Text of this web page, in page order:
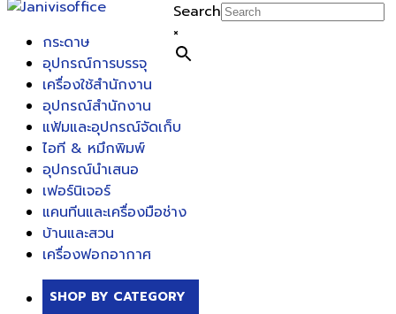
Search
×
กระดาษ
อุปกรณ์การบรรจุ
เครื่องใช้สำนักงาน
อุปกรณ์สำนักงาน
แฟ้มและอุปกรณ์จัดเก็บ
ไอที & หมึกพิมพ์
อุปกรณ์นำเสนอ
เฟอร์นิเจอร์
แคนทีนและเครื่องมือช่าง
บ้านและสวน
เครื่องฟอกอากาศ
SHOP BY CATEGORY